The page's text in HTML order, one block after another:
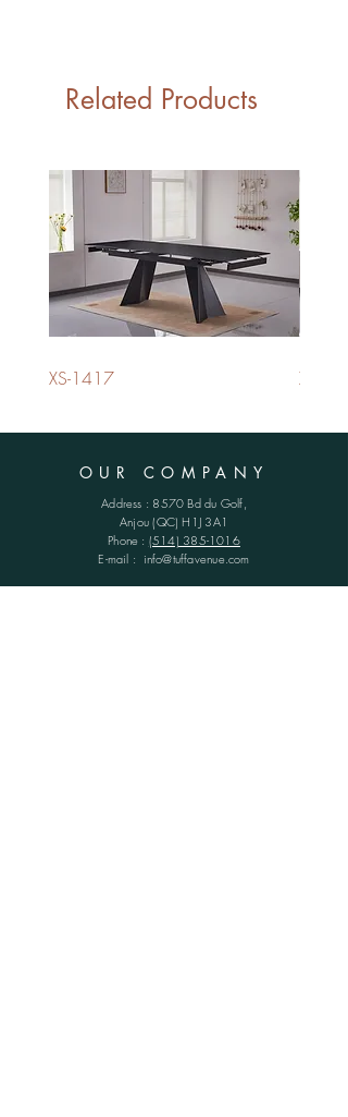
Related Products
XS-1417 XS-
OUR COMPANY
Address : 8570 Bd du Golf,
Anjou (QC)H1J 3A1
Phone : (514) 385-1016
E-mail : info@tuffavenue.com